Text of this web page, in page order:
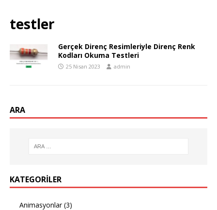
testler
Gerçek Direnç Resimleriyle Direnç Renk
Kodları Okuma Testleri
25 Nisan 2023 admin
ARA
KATEGORILER
Animasyonlar(3)